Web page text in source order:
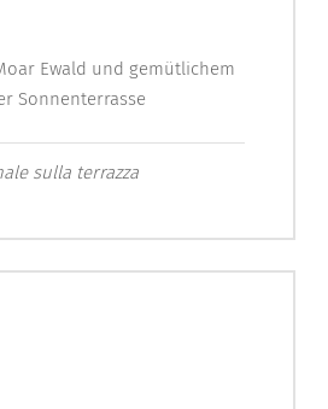
Ewald und gemütlichem
Sonnenterrasse
sulla terrazza